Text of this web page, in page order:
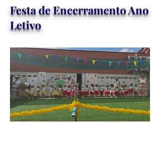
Festa de Encerramento Ano
Letivo